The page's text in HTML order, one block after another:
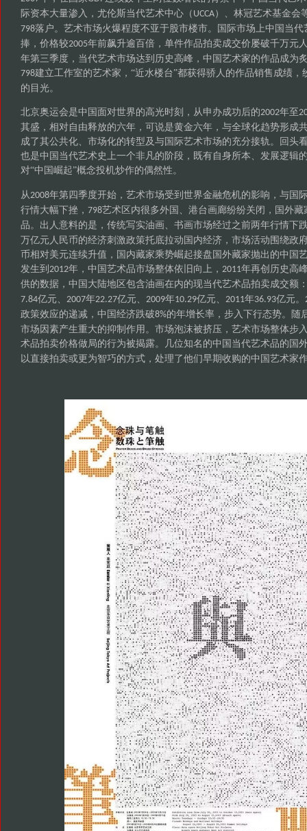
际资本大量渗入，尤伦斯当代艺术中心（ UCCA）、林冠艺术基金会
798落户。艺术市场火爆程度不亚于股市楼市。国际市场上中国当
捧，价格较2005年前飙升逾百倍，单件作品拍卖成交价屡破千万元
年第三季度，当代艺术市场达到历史高峰，中国艺术家的作品成为
798建立工作室的艺术家，“近水楼台”都获得骄人的作品销售成绩，
的目光。
北京奥运会是中国面对世界的高光时刻，从申办成功后的2002年至
其盛，相对自由释放的六年，可说是黄金六年，与全球化趋势形成
成了其公共化、市场化的转型及与国际艺术市场的充分接轨。回头
也是中国当代艺术史上一个非凡的阶段，既有自身所本、发展逻辑
对“中国崛起”概念投机炒作的偶然性。
从2008年第四季度开始，艺术市场受到世界金融危机的影响，与国
行情大幅下挫， 798艺术区内很多外国、港台画廊纷纷关闭，国外
品。出人意料的是，传统写实油画、书画市场经过之前两年行情下
万亿元人民币的经济刺激政策托底拉动国内经济，市场活动围绕政
币相对美元连续升值，国内藏家乘势崛起接盘国外藏家抛出的中国
发生到 2012年，中国艺术品市场整体依旧向上， 2011年再创历史高
供的数据，中国大陆地区包含油画在内的现当代艺术品拍卖成交额
7.84亿元、 2007年22.27亿元、 2009年10.29亿元、 2011年36.93亿元。
政策效应的递减，中国经济跌破8%的年增长率，步入下行态势。随
市场因素产生重大的抑制作用。市场泡沫被挤压，艺术市场整体步
术品拍卖价格做局的行为被揭露。几位知名的中国当代艺术品的国
以直接拍卖或更为智巧的方式，处理了他们早期收购的中国艺术家